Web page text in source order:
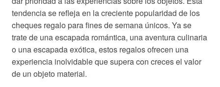
tendencia se refleja en la creciente popularidad de los
cheques regalo para fines de semana únicos. Ya se
trate de una escapada romántica, una aventura culinaria
o una escapada exótica, estos regalos ofrecen una
experiencia inolvidable que supera con creces el valor
de un objeto material.